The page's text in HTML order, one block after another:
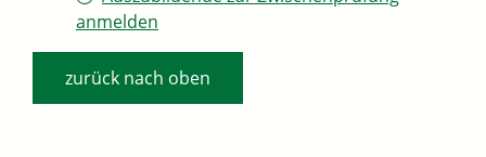
anmelden
zurück nach oben